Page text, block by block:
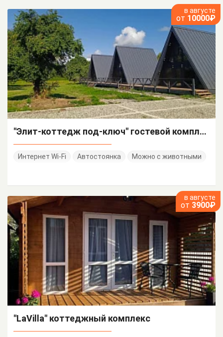
в августе
от 10000₽
"Элит-коттедж под-ключ" гостевой комплекс
Интернет Wi-Fi Автостоянка Можно с животными
в августе
от 3900₽
"LaVilla" коттеджный комплекс